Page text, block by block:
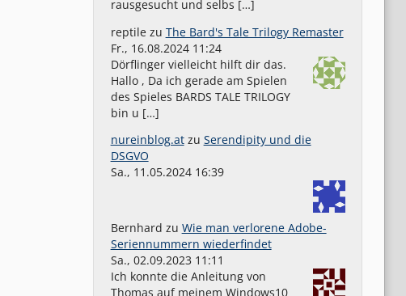
rausgesucht und selbs […]
reptilezu The Bard's Tale Trilogy Remaster
Fr., 16.08.2024 11:24
Dörflinger vielleicht hilft dir das.
Hallo , Da ich gerade am Spielen
des Spieles BARDS TALE TRILOGY
bin u […]
nureinblog.atzu Serendipity und die
DSGVO
Sa., 11.05.2024 16:39
Bernhard zu Wie man verlorene Adobe-
Seriennummern wiederfindet
Sa., 02.09.2023 11:11
Ich konnte die Anleitung von
Thomas auf meinem Windows10